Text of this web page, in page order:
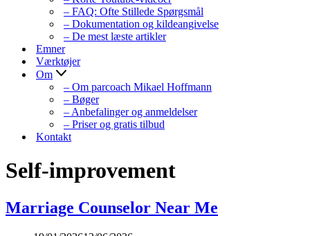
– FAQ: Ofte Stillede Spørgsmål
– Dokumentation og kildeangivelse
– De mest læste artikler
Emner
Værktøjer
Om
– Om parcoach Mikael Hoffmann
– Bøger
– Anbefalinger og anmeldelser
– Priser og gratis tilbud
Kontakt
Self-improvement
Marriage Counselor Near Me